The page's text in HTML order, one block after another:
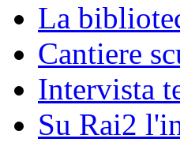
La
Cantiere
Intervista
Su Rai2